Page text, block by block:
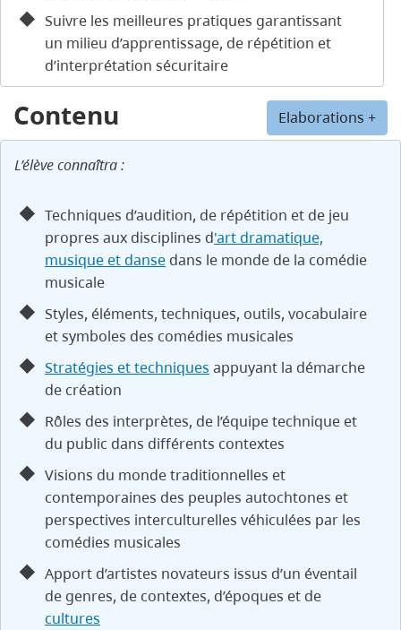
Elaborations +
Contenu
L’élève connaîtra :
Techniques d’audition, de répétition et de jeu
propres aux disciplines d'art dramatique,
musique et danse dans le monde de la comédie
musicale
Styles, éléments, techniques, outils, vocabulaire
et symboles des comédies musicales
Stratégies et techniques appuyant la démarche
de création
Rôles des interprètes, de l’équipe technique et
du public dans différents contextes
Visions du monde traditionnelles et
contemporaines des peuples autochtones et
perspectives interculturelles véhiculées par les
comédies musicales
Apport d’artistes novateurs issus d’un éventail
de genres, de contextes, d’époques et de
cultures
Suivre les meilleures pratiques garantissant
un milieu d’apprentissage, de répétition et
d’interprétation sécuritaire